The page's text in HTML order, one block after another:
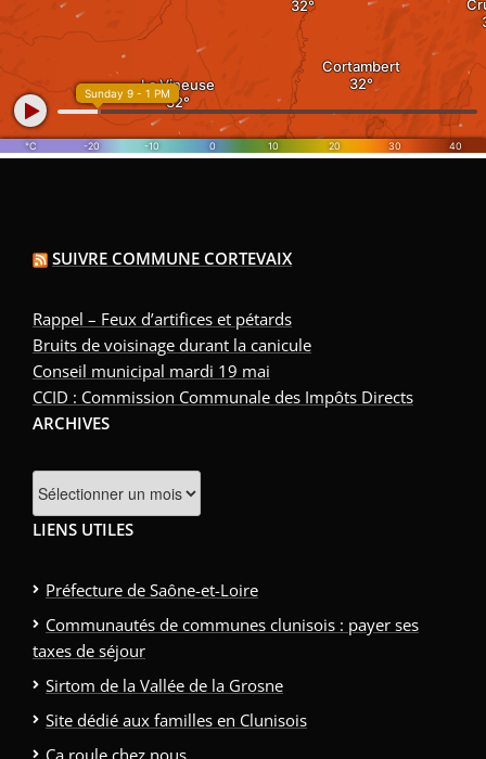
SUIVRE COMMUNE CORTEVAIX
Rappel – Feux d’artifices et pétards
Bruits de voisinage durant la canicule
Conseil municipal mardi 19 mai
CCID : Commission Communale des Impôts Directs
ARCHIVES
Archives
LIENS UTILES
Préfecture de Saône-et-Loire
Communautés de communes clunisois : payer ses
taxes de séjour
Sirtom de la Vallée de la Grosne
Site dédié aux familles en Clunisois